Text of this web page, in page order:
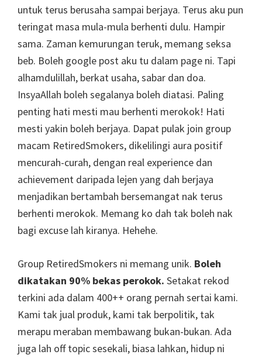
untuk terus berusaha sampai berjaya. Terus aku pun
teringat masa mula-mula berhenti dulu. Hampir
sama. Zaman kemurungan teruk, memang seksa
beb. Boleh google post aku tu dalam page ni. Tapi
alhamdulillah, berkat usaha, sabar dan doa.
InsyaAllah boleh segalanya boleh diatasi. Paling
penting hati mesti mau berhenti merokok! Hati
mesti yakin boleh berjaya. Dapat pulak join group
macam RetiredSmokers, dikelilingi aura positif
mencurah-curah, dengan real experience dan
achievement daripada lejen yang dah berjaya
menjadikan bertambah bersemangat nak terus
berhenti merokok. Memang ko dah tak boleh nak
bagi excuse lah kiranya. Hehehe.
Group RetiredSmokers ni memang unik. Boleh
dikatakan 90% bekas perokok. Setakat rekod
terkini ada dalam 400++ orang pernah sertai kami.
Kami tak jual produk, kami tak berpolitik, tak
merapu meraban membawang bukan-bukan. Ada
juga lah off topic sesekali, biasa lahkan, hidup ni